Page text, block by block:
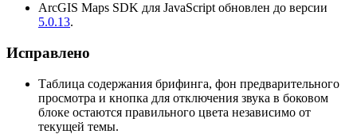
ArcGIS Maps SDK для JavaScript обновлен до версии
5.0.13.
Исправлено
Таблица содержания брифинга, фон предварительного
просмотра и кнопка для отключения звука в боковом
блоке остаются правильного цвета независимо от
текущей темы.